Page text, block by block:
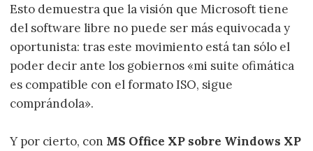
Esto demuestra que la visión que Microsoft tiene
del software libre no puede ser más equivocada y
oportunista: tras este movimiento está tan sólo el
poder decir ante los gobiernos «mi suite ofimática
es compatible con el formato ISO, sigue
comprándola».
Y por cierto, con MS Office XP sobre Windows XP